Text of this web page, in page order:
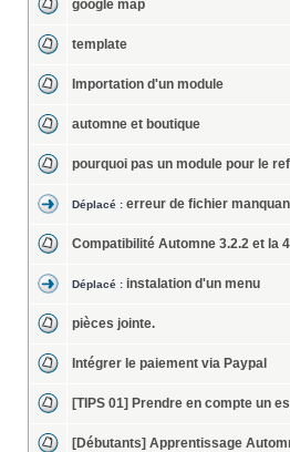
google map
template
Importation d'un module
automne et boutique
pourquoi pas un module pour le
Déplacé : erreur de fichier
Compatibilité Automne 3.2.2 et la
Déplacé : instalation d'un menu
pièces jointe.
Intégrer le paiement via Paypal
[TIPS 01] Prendre en compte un
[Débutants] Apprentissage